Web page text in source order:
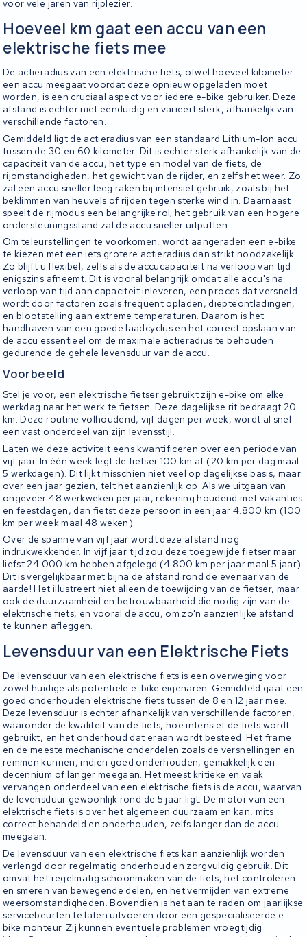
voor vele jaren van rijplezier.
Hoeveel km gaat een accu van een
elektrische fiets mee
De actieradius van een elektrische fiets, ofwel hoeveel kilometer
een accu meegaat voordat deze opnieuw opgeladen moet
worden, is een cruciaal aspect voor iedere e-bike gebruiker. Deze
afstand is echter niet eenduidig en varieert sterk, afhankelijk van
verschillende factoren.
Gemiddeld ligt de actieradius van een standaard Lithium-Ion accu
tussen de 30 en 60 kilometer. Dit is echter sterk afhankelijk van de
capaciteit van de accu, het type en model van de fiets, de
rijomstandigheden, het gewicht van de rijder, en zelfs het weer. Zo
zal een accu sneller leeg raken bij intensief gebruik, zoals bij het
beklimmen van heuvels of rijden tegen sterke wind in. Daarnaast
speelt de rijmodus een belangrijke rol; het gebruik van een hogere
ondersteuningsstand zal de accu sneller uitputten.
Om teleurstellingen te voorkomen, wordt aangeraden een e-bike
te kiezen met een iets grotere actieradius dan strikt noodzakelijk.
Zo blijft u flexibel, zelfs als de accucapaciteit na verloop van tijd
enigszins afneemt. Dit is vooral belangrijk omdat alle accu's na
verloop van tijd aan capaciteit inleveren, een proces dat versneld
wordt door factoren zoals frequent opladen, diepteontladingen,
en blootstelling aan extreme temperaturen. Daarom is het
handhaven van een goede laadcyclus en het correct opslaan van
de accu essentieel om de maximale actieradius te behouden
gedurende de gehele levensduur van de accu.
Voorbeeld
Stel je voor, een elektrische fietser gebruikt zijn e-bike om elke
werkdag naar het werk te fietsen. Deze dagelijkse rit bedraagt 20
km. Deze routine volhoudend, vijf dagen per week, wordt al snel
een vast onderdeel van zijn levensstijl.
Laten we deze activiteit eens kwantificeren over een periode van
vijf jaar. In één week legt de fietser 100 km af (20 km per dag maal
5 werkdagen). Dit lijkt misschien niet veel op dagelijkse basis, maar
over een jaar gezien, telt het aanzienlijk op. Als we uitgaan van
ongeveer 48 werkweken per jaar, rekening houdend met vakanties
en feestdagen, dan fietst deze persoon in een jaar 4.800 km (100
km per week maal 48 weken).
Over de spanne van vijf jaar wordt deze afstand nog
indrukwekkender. In vijf jaar tijd zou deze toegewijde fietser maar
liefst 24.000 km hebben afgelegd (4.800 km per jaar maal 5 jaar).
Dit is vergelijkbaar met bijna de afstand rond de evenaar van de
aarde! Het illustreert niet alleen de toewijding van de fietser, maar
ook de duurzaamheid en betrouwbaarheid die nodig zijn van de
elektrische fiets, en vooral de accu, om zo'n aanzienlijke afstand
te kunnen afleggen.
Levensduur van een Elektrische Fiets
De levensduur van een elektrische fiets is een overweging voor
zowel huidige als potentiële e-bike eigenaren. Gemiddeld gaat een
goed onderhouden elektrische fiets tussen de 8 en 12 jaar mee.
Deze levensduur is echter afhankelijk van verschillende factoren,
waaronder de kwaliteit van de fiets, hoe intensief de fiets wordt
gebruikt, en het onderhoud dat eraan wordt besteed. Het frame
en de meeste mechanische onderdelen zoals de versnellingen en
remmen kunnen, indien goed onderhouden, gemakkelijk een
decennium of langer meegaan. Het meest kritieke en vaak
vervangen onderdeel van een elektrische fiets is de accu, waarvan
de levensduur gewoonlijk rond de 5 jaar ligt. De motor van een
elektrische fiets is over het algemeen duurzaam en kan, mits
correct behandeld en onderhouden, zelfs langer dan de accu
meegaan.
De levensduur van een elektrische fiets kan aanzienlijk worden
verlengd door regelmatig onderhoud en zorgvuldig gebruik. Dit
omvat het regelmatig schoonmaken van de fiets, het controleren
en smeren van bewegende delen, en het vermijden van extreme
weersomstandigheden. Bovendien is het aan te raden om jaarlijkse
servicebeurten te laten uitvoeren door een gespecialiseerde e-
bike monteur. Zij kunnen eventuele problemen vroegtijdig